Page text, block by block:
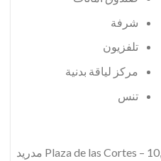
شرفة
تلفزيون
مركز لياقة بدنية
تنس
Plaza de las Cortes – 10, Centro, 28014 Madrid Spain مدريد